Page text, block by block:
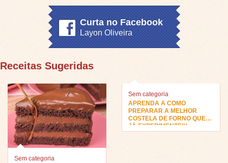
Curta no Facebook
Layon Oliveira
Receitas Sugeridas
Sem categoria
Sem categoria
APRENDA A COMO
PREPARAR A MELHOR
COSTELA DE FORNO QUE
JÁ EXPERIMENTEI!!